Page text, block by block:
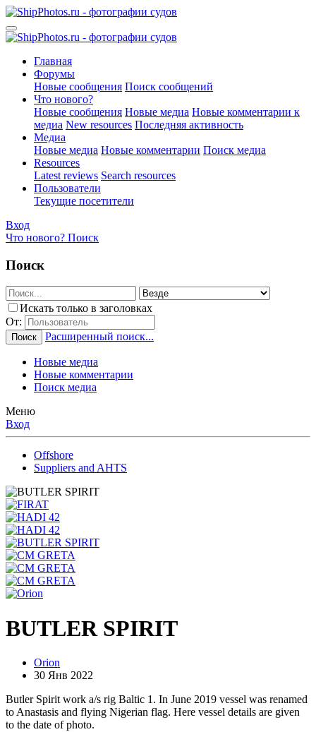
Главная
Форумы
Новые сообщения Поиск сообщений
Что нового?
Новые сообщения Новые медиа Новые комментарии к
медиа New resources Последняя активность
Медиа
Новые медиа Новые комментарии Поиск медиа
Resources
Latest reviews Search resources
Пользователи
Текущие посетители
Вход
Что нового? Поиск
Поиск
Искать только в заголовках
От:
Поиск Расширенный поиск...
Новые медиа
Новые комментарии
Поиск медиа
Меню
Вход
Offshore
Suppliers and AHTS
BUTLER SPIRIT
Orion
30 Янв 2022
Butler Spirit work a/s rig Baltic 1. In June 2019 vessel was renamed
to Anastasis and flying Nigerian flag. Here vessel details are given
to the date of photo.